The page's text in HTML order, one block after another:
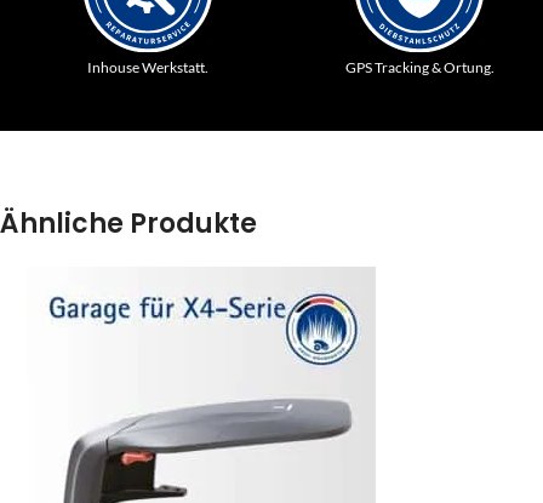
Inhouse Werkstatt. GPS Tracking & Ortung.
Ähnliche Produkte